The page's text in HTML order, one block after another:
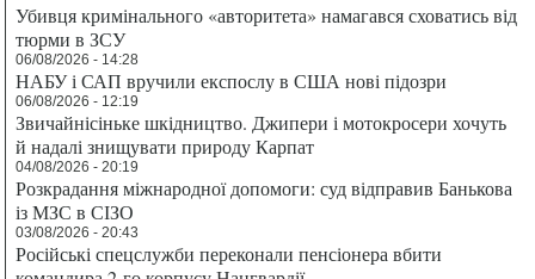
Убивця кримінального «авторитета» намагався сховатись від
тюрми в ЗСУ
06/08/2026 - 14:28
НАБУ і САП вручили експослу в США нові підозри
06/08/2026 - 12:19
Звичайнісіньке шкідництво. Джипери і мотокросери хочуть
й надалі знищувати природу Карпат
04/08/2026 - 20:19
Розкрадання міжнародної допомоги: суд відправив Банькова
із МЗС в СІЗО
03/08/2026 - 20:43
Російські спецслужби переконали пенсіонера вбити